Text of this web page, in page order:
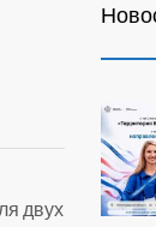
двух